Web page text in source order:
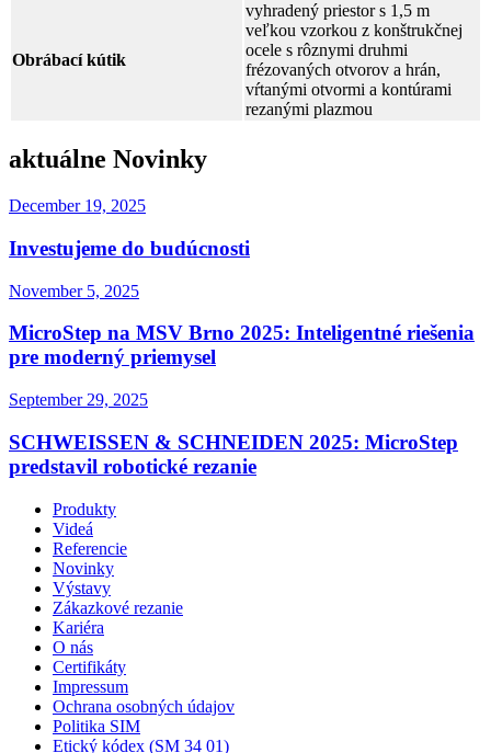
Obrábací kútik
vyhradený priestor s 1,5 m
veľkou vzorkou z konštrukčnej
ocele s rôznymi druhmi
frézovaných otvorov a hrán,
vŕtanými otvormi a kontúrami
rezanými plazmou
aktuálne Novinky
December 19, 2025
Investujeme do budúcnosti
November 5, 2025
MicroStep na MSV Brno 2025: Inteligentné riešenia
pre moderný priemysel
September 29, 2025
SCHWEISSEN & SCHNEIDEN 2025: MicroStep
predstavil robotické rezanie
Produkty
Videá
Referencie
Novinky
Výstavy
Zákazkové rezanie
Kariéra
O nás
Certifikáty
Impressum
Ochrana osobných údajov
Politika SIM
Etický kódex (SM 34 01)